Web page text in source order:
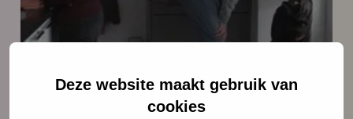
Deze website maakt gebruik van
cookies
Nieuws 6 juli 2026